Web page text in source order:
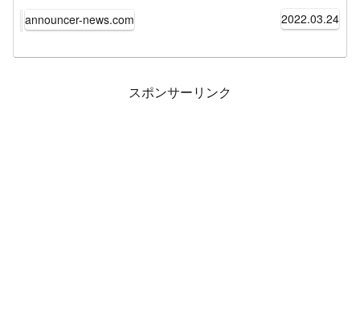
はNNN・ANN・FNNのトリプルクロスネット局）のUMKテ
レビ宮崎が主催、FNS各社が後援していることから、テレ
ビ中継はテレビ宮崎によるローカル放送とフジテレビ系列
MIYAZAKI 2022」。昨年大会より賞金総額が2000万円ア
announcer-news.com 2022.03.24
スポンサーリンク